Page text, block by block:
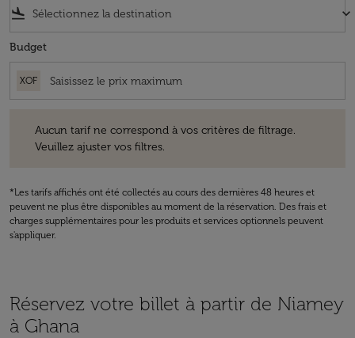
flight_land keyboard_arrow_down
Budget
XOF
Aucun tarif ne correspond à vos critères de filtrage.
Veuillez ajuster vos filtres.
*Les tarifs affichés ont été collectés au cours des dernières 48 heures et
peuvent ne plus être disponibles au moment de la réservation. Des frais et
charges supplémentaires pour les produits et services optionnels peuvent
s'appliquer.
Réservez votre billet à partir de Niamey
à Ghana